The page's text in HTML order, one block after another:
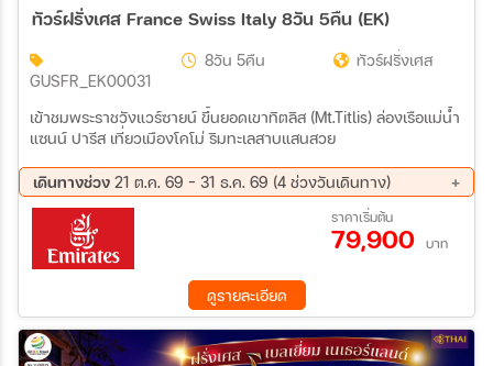
ทัวร์ฝรั่งเศส France Swiss Italy 8วัน 5คืน (EK)
GUSFR_EK00031
8วัน 5คืน ทัวร์ฝรั่งเศส
เข้าชมพระราชวังแวร์ซายน์ ขึ้นยอดเขาทิตลิส (Mt.Titlis) ล่องเรือแม่น้ำ
แซนน์ ปารีส เที่ยวเมืองโคโม่ ริมทะเลสาบแสนสวย
เดินทางช่วง 21 ต.ค. 69 - 31 ธ.ค. 69 (4 ช่วงวันเดินทาง)
21 ต.ค. 69 - 28 ต.ค. 69
05 พ.ย. 69 - 12 พ.ย. 69
29 พ.ย. 69 - 06 ธ.ค. 69
24 ธ.ค. 69 - 31 ธ.ค. 69
ราคาเริ่มต้น
79,900 บาท
ดูรายละเอียด